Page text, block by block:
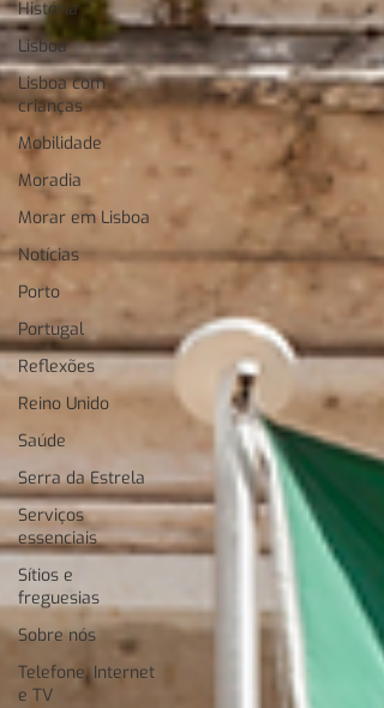
História
Lisboa
Lisboa com
crianças
Mobilidade
Moradia
Morar em Lisboa
Notícias
Porto
Portugal
Reflexões
Reino Unido
Saúde
Serra da Estrela
Serviços
essenciais
Sítios e
freguesias
Sobre nós
Telefone, Internet
e TV